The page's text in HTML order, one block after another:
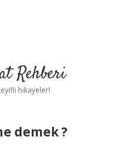
Rehberi
hikayeler!
demek ?